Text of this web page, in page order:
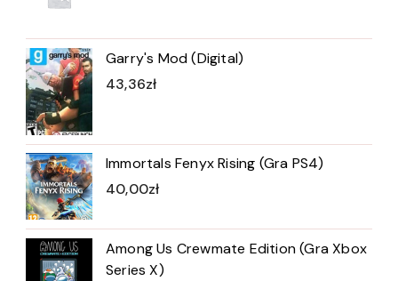
Garry's Mod (Digital)
43,36zł
Immortals Fenyx Rising (Gra PS4)
40,00zł
Among Us Crewmate Edition (Gra Xbox
Series X)